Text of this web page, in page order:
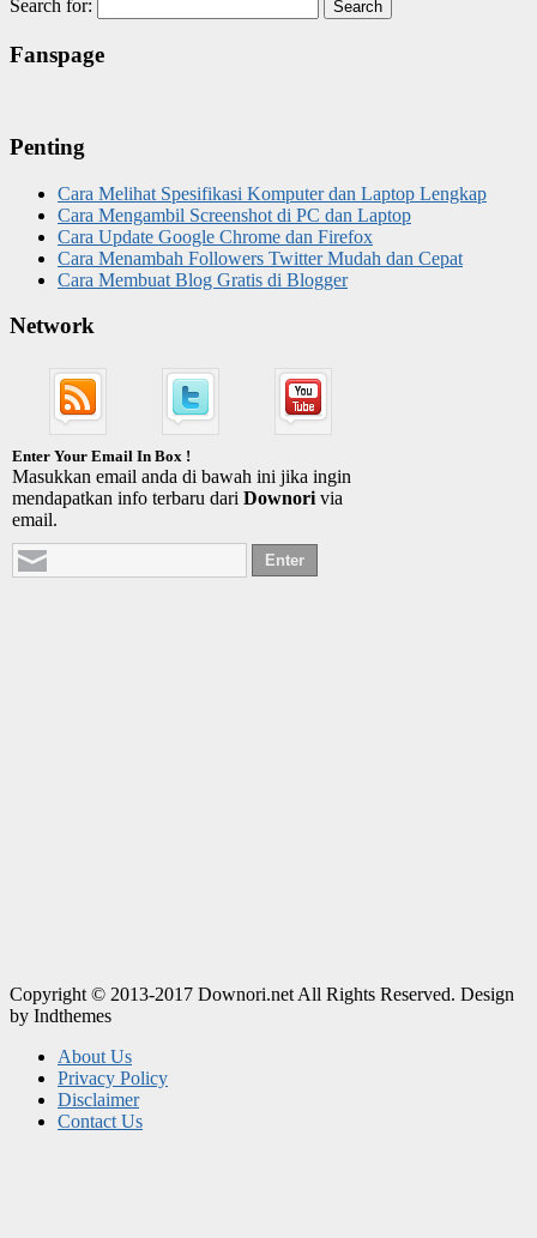
Search for:
Fanspage
Penting
Cara Melihat Spesifikasi Komputer dan Laptop Lengkap
Cara Mengambil Screenshot di PC dan Laptop
Cara Update Google Chrome dan Firefox
Cara Menambah Followers Twitter Mudah dan Cepat
Cara Membuat Blog Gratis di Blogger
Network
Enter Your Email In Box !
Masukkan email anda di bawah ini jika ingin
mendapatkan info terbaru dari Downori via
email.
Copyright © 2013-2017 Downori.net All Rights Reserved. Design
by Indthemes
About Us
Privacy Policy
Disclaimer
Contact Us